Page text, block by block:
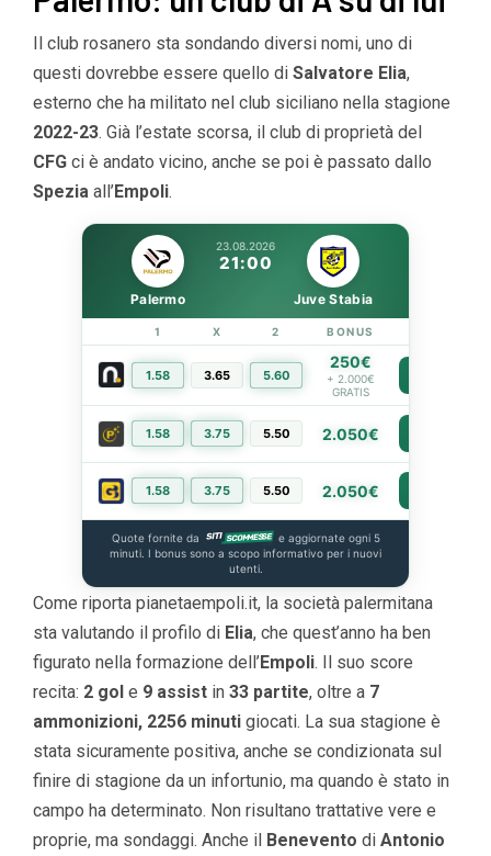
Il club rosanero sta sondando diversi nomi, uno di
questi dovrebbe essere quello di Salvatore Elia,
esterno che ha militato nel club siciliano nella stagione
2022-23. Già l’estate scorsa, il club di proprietà del
CFG ci è andato vicino, anche se poi è passato dallo
Spezia all’Empoli.
23.08.2026
21:00
Palermo Juve Stabia
1 X 2 BONUS
1.58 3.65 5.60
250€
+ 2.000€
GRATIS
1.58 3.75 5.50 2.050€
1.58 3.75 5.50 2.050€
Quote fornite da
e aggiornate ogni 5
minuti. I bonus sono a scopo informativo per i nuovi
utenti.
Come riporta pianetaempoli.it, la società palermitana
sta valutando il profilo di Elia, che quest’anno ha ben
figurato nella formazione dell’Empoli. Il suo score
recita: 2 gol e 9 assist in 33 partite, oltre a 7
ammonizioni, 2256 minuti giocati. La sua stagione è
stata sicuramente positiva, anche se condizionata sul
finire di stagione da un infortunio, ma quando è stato in
campo ha determinato. Non risultano trattative vere e
proprie, ma sondaggi. Anche il Benevento di Antonio